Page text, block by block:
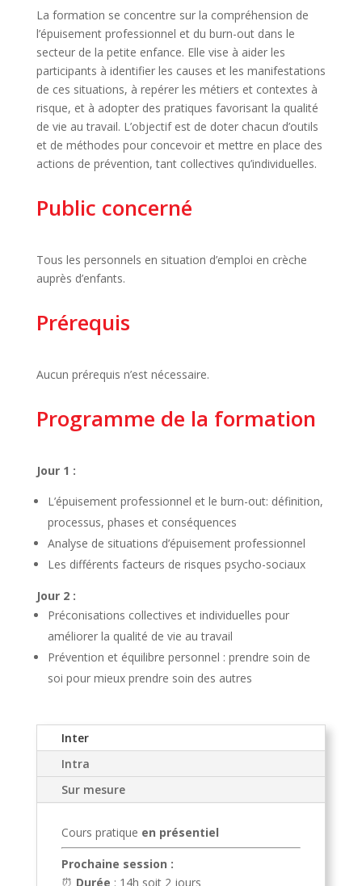
La formation se concentre sur la compréhension de
l’épuisement professionnel et du burn-out dans le
secteur de la petite enfance. Elle vise à aider les
participants à identifier les causes et les manifestations
de ces situations, à repérer les métiers et contextes à
risque, et à adopter des pratiques favorisant la qualité
de vie au travail. L’objectif est de doter chacun d’outils
et de méthodes pour concevoir et mettre en place des
actions de prévention, tant collectives qu’individuelles.
Public concerné
Tous les personnels en situation d’emploi en crèche
auprès d’enfants.
Prérequis
Aucun prérequis n’est nécessaire.
Programme de la formation
Jour 1 :
L’épuisement professionnel et le burn-out: définition,
processus, phases et conséquences
Analyse de situations d’épuisement professionnel
Les différents facteurs de risques psycho-sociaux
Jour 2 :
Préconisations collectives et individuelles pour
améliorer la qualité de vie au travail
Prévention et équilibre personnel : prendre soin de
soi pour mieux prendre soin des autres
Inter
Intra
Sur mesure
Cours pratique en présentiel
Prochaine session :
⏰ Durée : 14h soit 2 jours